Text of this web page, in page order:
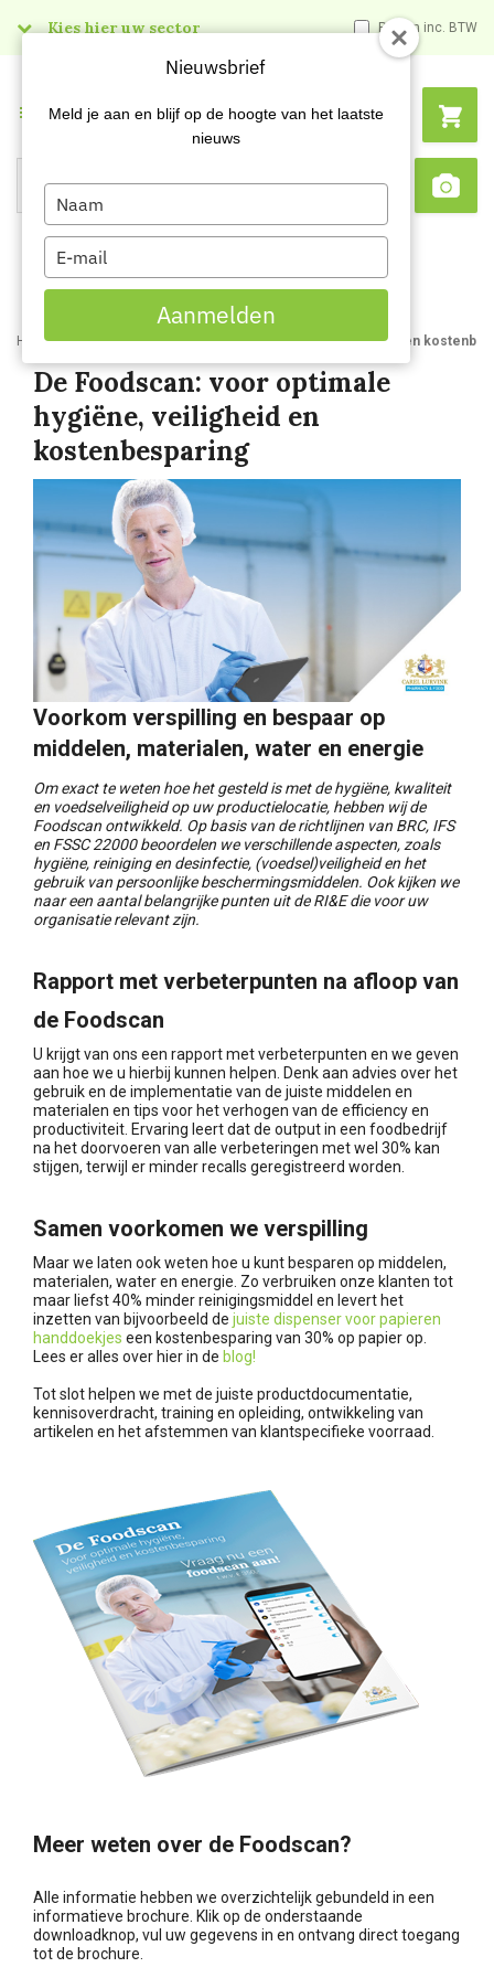
Kies hier uw sector Prijzen inc. BTW
Search
Menu
Home Blog De Foodscan voor optimale hygiene veiligheid en
De Foodscan: voor optimale
hygiëne, veiligheid en
kostenbesparing
Voorkom verspilling en bespaar op
middelen, materialen, water en energie
Om exact te weten hoe het gesteld is met de hygiëne, kwaliteit
en voedselveiligheid op uw productielocatie, hebben wij de
Foodscan ontwikkeld. Op basis van de richtlijnen van BRC, IFS
en FSSC 22000 beoordelen we verschillende aspecten, zoals
hygiëne, reiniging en desinfectie, (voedsel)veiligheid en het
gebruik van persoonlijke beschermingsmiddelen. Ook kijken we
naar een aantal belangrijke punten uit de RI&E die voor uw
organisatie relevant zijn.
Rapport met verbeterpunten na afloop van
de Foodscan
U krijgt van ons een rapport met verbeterpunten en we geven
aan hoe we u hierbij kunnen helpen. Denk aan advies over het
gebruik en de implementatie van de juiste middelen en
materialen en tips voor het verhogen van de efficiency en
productiviteit. Ervaring leert dat de output in een foodbedrijf
na het doorvoeren van alle verbeteringen met wel 30% kan
stijgen, terwijl er minder recalls geregistreerd worden.
Samen voorkomen we verspilling
Maar we laten ook weten hoe u kunt besparen op middelen,
materialen, water en energie. Zo verbruiken onze klanten tot
maar liefst 40% minder reinigingsmiddel en levert het
inzetten van bijvoorbeeld de juiste dispenser voor papieren
handdoekjes een kostenbesparing van 30% op papier op.
Lees er alles over hier in de blog!
Tot slot helpen we met de juiste productdocumentatie,
kennisoverdracht, training en opleiding, ontwikkeling van
artikelen en het afstemmen van klantspecifieke voorraad.
Meer weten over de Foodscan?
Alle informatie hebben we overzichtelijk gebundeld in een
informatieve brochure. Klik op de onderstaande
downloadknop, vul uw gegevens in en ontvang direct toegang
tot de brochure.
Nieuwsbrief
Meld je aan en blijf op de hoogte van het laatste
nieuws
Type
your
name
Type
your
email
Aanmelden